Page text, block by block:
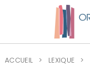
ACCUEIL LEXIQUE